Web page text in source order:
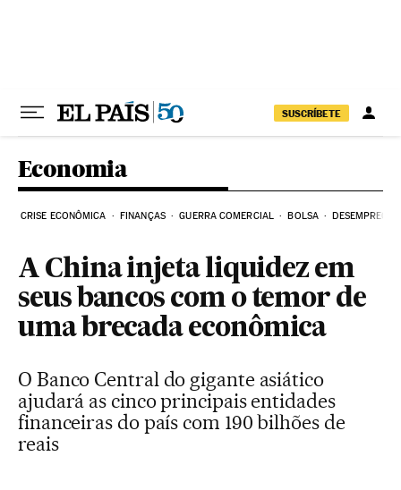
SUSCRÍBETE
Economia
CRISE ECONÔMICA FINANÇAS GUERRA COMERCIAL BOLSA DESEMPREGO
A China injeta liquidez em
seus bancos com o temor de
uma brecada econômica
O Banco Central do gigante asiático
ajudará as cinco principais entidades
financeiras do país com 190 bilhões de
reais